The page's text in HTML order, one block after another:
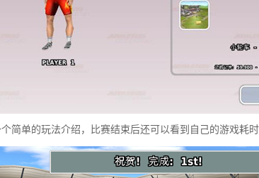
简单的玩法介绍，比赛结束后还可以看到自己的游戏耗时